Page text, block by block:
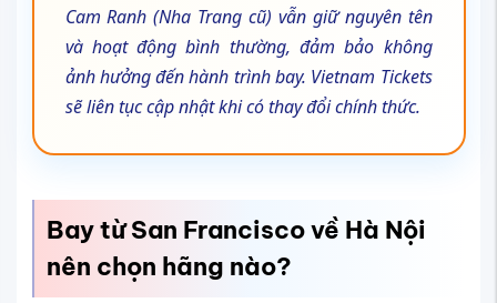
Cam Ranh (Nha Trang cũ) vẫn giữ nguyên tên
và hoạt động bình thường, đảm bảo không
ảnh hưởng đến hành trình bay. Vietnam Tickets
sẽ liên tục cập nhật khi có thay đổi chính thức.
Bay từ San Francisco về Hà Nội
nên chọn hãng nào?